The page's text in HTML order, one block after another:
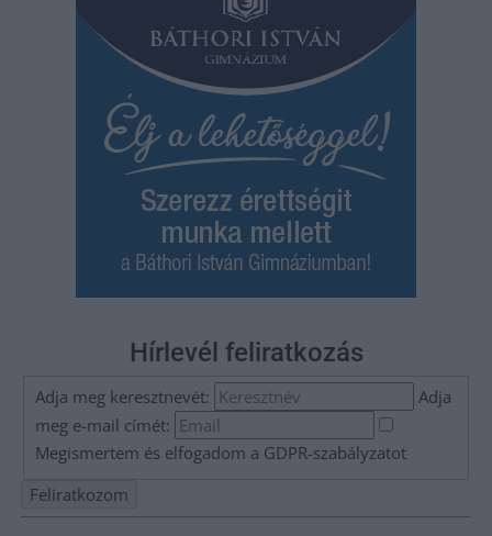
Hírlevél feliratkozás
Adja meg keresztnevét:
Adja
meg e-mail címét:
Megismertem és elfogadom a GDPR-szabályzatot